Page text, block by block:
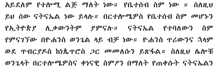
አይደለም የተሎሚ ልጅ ማለት ነው። የቤተሰብ ስም ነው ። ስለዚህ
ይህ ሰው ናትናኤል ነው ይላሉ። በርተሎሜዎስ የቤተሰብ ስም መሆኑን
የኢትዮጵያ ሊቃውንትም ያምናሉ። ናትናኤል የተባለውን ስም
የምናገኘው በዮሐንስ ወንጌል ላይ ብቻ ነው። ዮሐንስ ጥሪውንና ኋላም
ወደ ጥብርያዶስ ከነጴጥሮስ ጋር መመለሱን ይጽፋል። ስለዚህ ሌሎቹ
ወንጌላት በርተሎሜዎስና ቀነናዊ ስምዖን በማለት የጠቀሱት ናትናኤልን